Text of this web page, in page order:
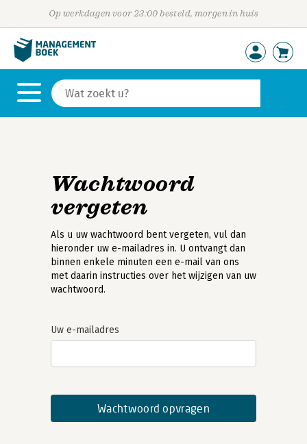
Op werkdagen voor 23:00 besteld, morgen in huis
Wachtwoord
vergeten
Als u uw wachtwoord bent vergeten, vul dan
hieronder uw e-mailadres in. U ontvangt dan
binnen enkele minuten een e-mail van ons
met daarin instructies over het wijzigen van uw
wachtwoord.
Uw e-mailadres